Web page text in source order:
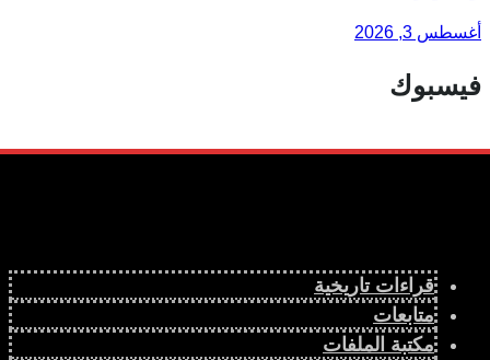
أغسطس 3, 2026
فيسبوك
قراءات تاريخية
متابعات
مكتبة الملفات